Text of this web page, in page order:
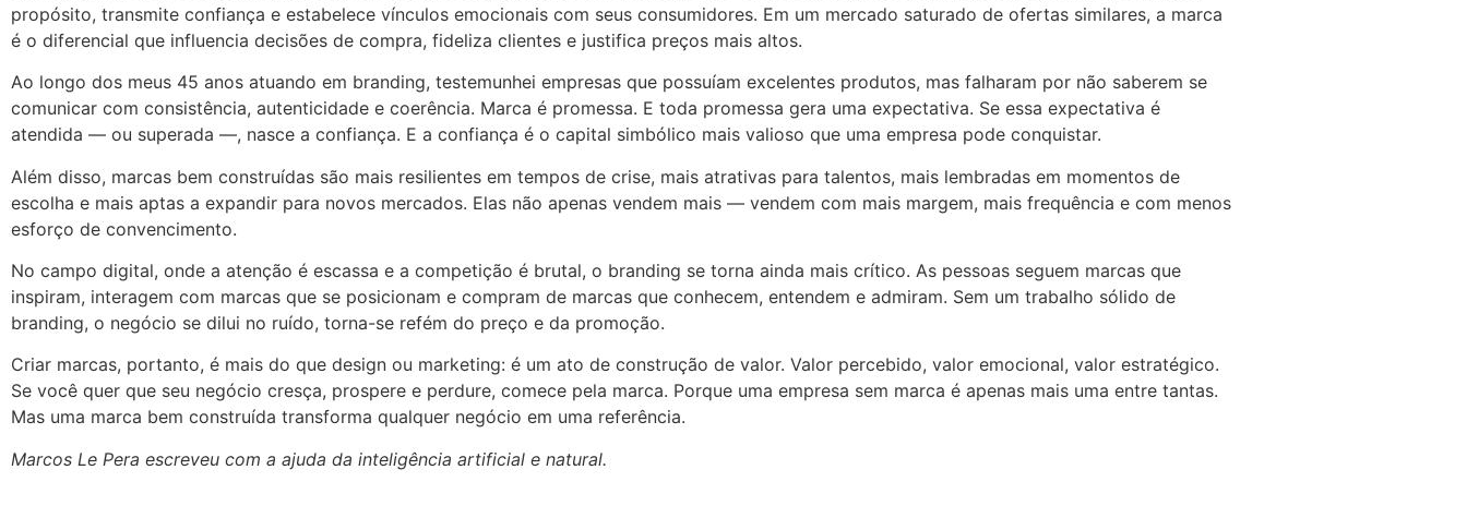
propósito, transmite confiança e estabelece vínculos emocionais com seus consumidores. Em um mercado saturado de ofertas similares, a marca
é o diferencial que influencia decisões de compra, fideliza clientes e justifica preços mais altos.
Ao longo dos meus 45 anos atuando em branding, testemunhei empresas que possuíam excelentes produtos, mas falharam por não saberem se
comunicar com consistência, autenticidade e coerência. Marca é promessa. E toda promessa gera uma expectativa. Se essa expectativa é
atendida — ou superada —, nasce a confiança. E a confiança é o capital simbólico mais valioso que uma empresa pode conquistar.
Além disso, marcas bem construídas são mais resilientes em tempos de crise, mais atrativas para talentos, mais lembradas em momentos de
escolha e mais aptas a expandir para novos mercados. Elas não apenas vendem mais — vendem com mais margem, mais frequência e com menos
esforço de convencimento.
No campo digital, onde a atenção é escassa e a competição é brutal, o branding se torna ainda mais crítico. As pessoas seguem marcas que
inspiram, interagem com marcas que se posicionam e compram de marcas que conhecem, entendem e admiram. Sem um trabalho sólido de
branding, o negócio se dilui no ruído, torna-se refém do preço e da promoção.
Criar marcas, portanto, é mais do que design ou marketing: é um ato de construção de valor. Valor percebido, valor emocional, valor estratégico.
Se você quer que seu negócio cresça, prospere e perdure, comece pela marca. Porque uma empresa sem marca é apenas mais uma entre tantas.
Mas uma marca bem construída transforma qualquer negócio em uma referência.
Marcos Le Pera escreveu com a ajuda da inteligência artificial e natural.